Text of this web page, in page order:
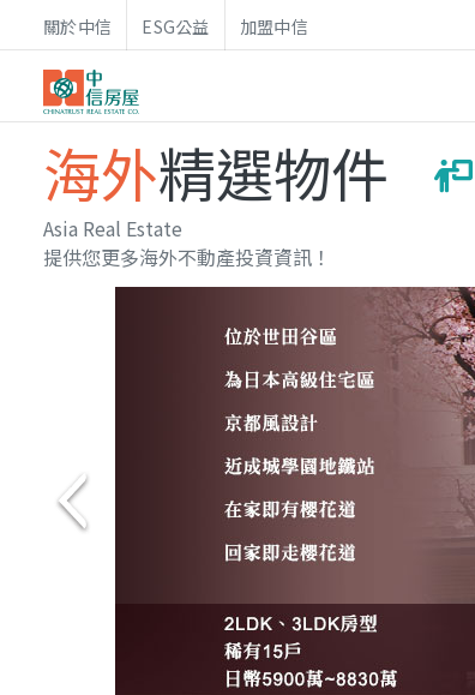
關於中信 ESG公益 加盟中信
海外精選物件
Asia Real Estate
提供您更多海外不動產投資資訊！